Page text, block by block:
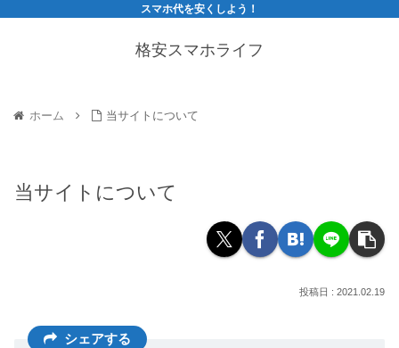
スマホ代を安くしよう！
格安スマホライフ
ホーム 当サイトについて
当サイトについて
2021.02.19
シェアする